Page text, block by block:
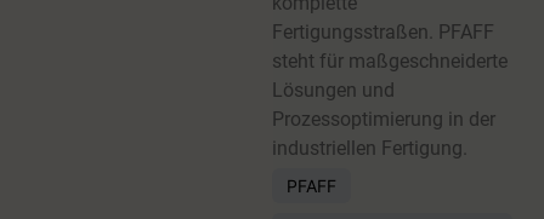
Fertigungsstraßen. PFAFF
steht für maßgeschneiderte
Lösungen und
Prozessoptimierung in der
industriellen Fertigung.
PFAFF